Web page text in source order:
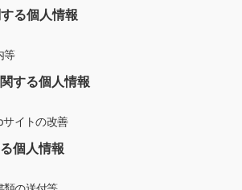
る個人情報
等
する個人情報
サイトの改善
個人情報